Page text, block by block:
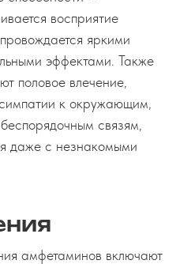
восприятие
яркими
эффектами. Также
половое влечение,
к окружающим,
связям,
даже с незнакомыми
амфетаминов включают